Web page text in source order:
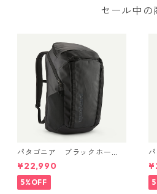
セール中の
パタゴニア ブラックホー
ル・パック 32L (カラーBlac
k w/Black ) Patagonia Black
Hole® Pack 32L 日本正規品
製品番号 49302
¥22,990
5%OFF